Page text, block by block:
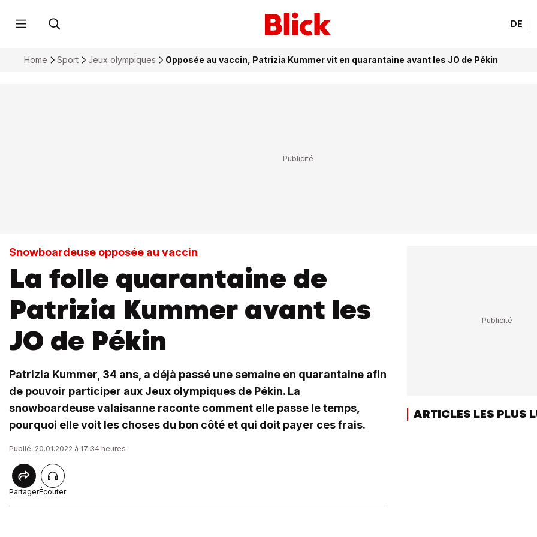
DE
Home Sport Jeux olympiques Opposée au vaccin, Patrizia Kummer vit en quarantaine avant les JO de Pékin
Snowboardeuse opposée au vaccin
La folle quarantaine de
Patrizia Kummer avant les
JO de Pékin
Patrizia Kummer, 34 ans, a déjà passé une semaine en quarantaine afin
de pouvoir participer aux Jeux olympiques de Pékin. La
snowboardeuse valaisanne raconte comment elle passe le temps,
pourquoi elle voit les choses du bon côté et qui doit payer ces frais.
Publié: 20.01.2022 à 17:34 heures
PartagerÉcouter
ARTICLES LES PLUS